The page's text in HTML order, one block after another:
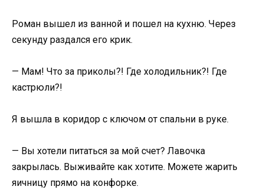
Роман вышел из ванной и пошел на кухню. Через
секунду раздался его крик.
— Мам! Что за приколы?! Где холодильник?! Где
кастрюли?!
Я вышла в коридор с ключом от спальни в руке.
— Вы хотели питаться за мой счет? Лавочка
закрылась. Выживайте как хотите. Можете жарить
яичницу прямо на конфорке.